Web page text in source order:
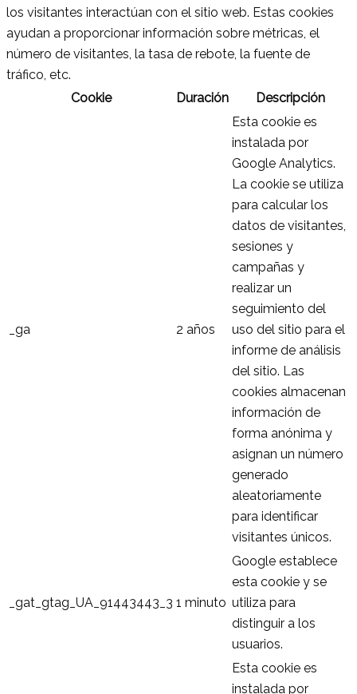
los visitantes interactúan con el sitio web. Estas cookies
ayudan a proporcionar información sobre métricas, el
número de visitantes, la tasa de rebote, la fuente de
tráfico, etc.
Cookie
Duración Descripción
_ga 2 años
Esta cookie es
instalada por
Google Analytics.
La cookie se utiliza
para calcular los
datos de visitantes,
sesiones y
campañas y
realizar un
seguimiento del
uso del sitio para el
informe de análisis
del sitio. Las
cookies almacenan
información de
forma anónima y
asignan un número
generado
aleatoriamente
para identificar
visitantes únicos.
_gat_gtag_UA_91443443_3 1 minuto
Google establece
esta cookie y se
utiliza para
distinguir a los
usuarios.
Esta cookie es
instalada por